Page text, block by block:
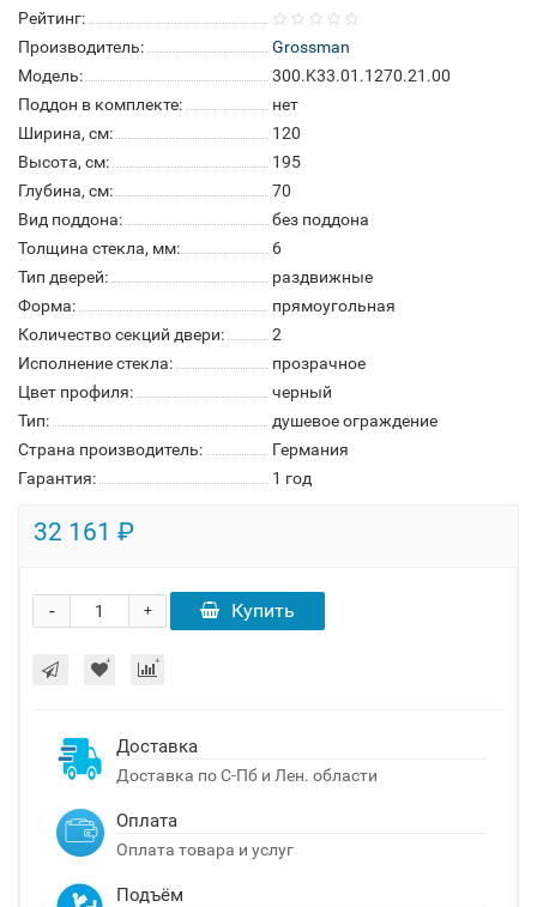
Рейтинг:
Производитель:
Grossman
Модель:
300.K33.01.1270.21.00
Поддон в комплекте:
нет
Ширина, см:
120
Высота, см:
195
Глубина, см:
70
Вид поддона:
без поддона
Толщина стекла, мм:
6
Тип дверей:
раздвижные
Форма:
прямоугольная
Количество секций двери:
2
Исполнение стекла:
прозрачное
Цвет профиля:
черный
Тип:
душевое ограждение
Страна производитель:
Германия
Гарантия:
1 год
32 161 ₽
+
- Купить
Доставка
Доставка по С-Пб и Лен. области
Оплата
Оплата товара и услуг
Подъём